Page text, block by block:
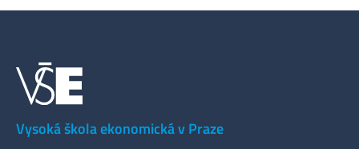
Vysoká škola ekonomická v Praze